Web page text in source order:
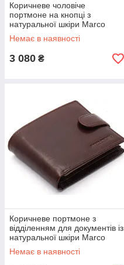
Коричневе чоловіче
портмоне на кнопці з
натуральної шкіри Marco
Coverna B047-802
Немає в наявності
3 080 ₴
Коричневе портмоне з
відділенням для документів із
натуральної шкіри Marco
Coverna MCB047-896
Немає в наявності